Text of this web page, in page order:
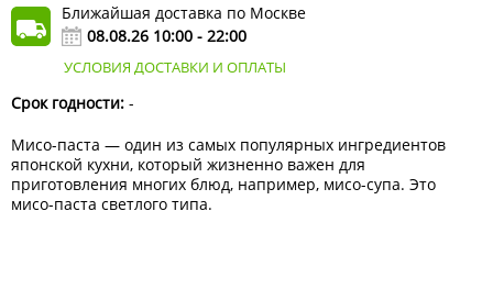
Ближайшая доставка по Москве
08.08.26 10:00 - 22:00
УСЛОВИЯ ДОСТАВКИ И ОПЛАТЫ
Срок годности: -
Мисо-паста — один из самых популярных ингредиентов
японской кухни, который жизненно важен для
приготовления многих блюд, например, мисо-супа. Это
мисо-паста светлого типа.